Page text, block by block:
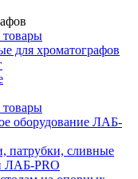
товары
для хроматографов
товары
оборудование ЛАБ-
патрубки, сливные
ЛАБ-PRO